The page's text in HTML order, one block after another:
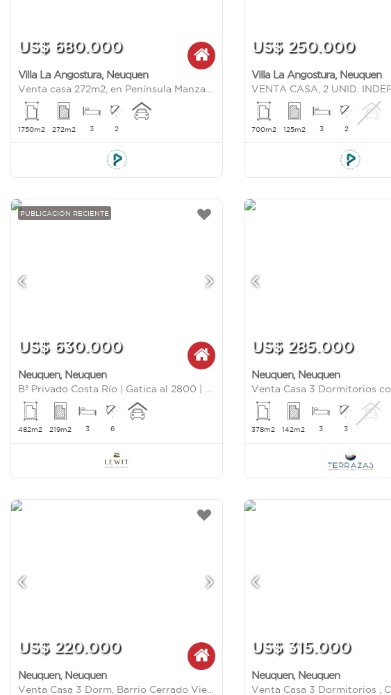
US$ 680.000
Villa La Angostura, Neuquen
1750m2 272m2 3 2
US$ 250.000
Villa La Angostura, Neuquen
700m2 125m2 3 2
PUBLICACIÓN RECIENTE
US$ 630.000
Neuquen, Neuquen
Bº Privado Costa Río | Gatica al 2800 | Neuquén
482m2 219m2 3 6
US$ 285.000
Neuquen, Neuquen
378m2 142m2 3 3
US$ 220.000
Neuquen, Neuquen
US$ 315.000
Neuquen, Neuquen